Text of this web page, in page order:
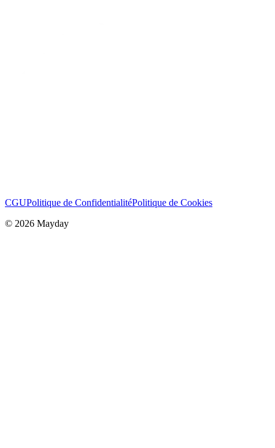
CGUPolitique de ConfidentialitéPolitique de Cookies
© 2026 Mayday